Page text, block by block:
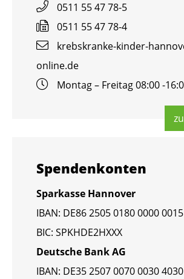
0511 55 47 78-5
0511 55 47 78-4
krebs­kran­ke-kin­der-
online.​de
Mon­tag – Frei­tag 08:00 -
Spen­den­kon­ten
Spar­kas­se Han­no­ver
IBAN: DE86 2505 0180 0000
BIC: SPKHDE2HXXX
Deut­sche Bank AG
IBAN: DE35 2507 0070 0030